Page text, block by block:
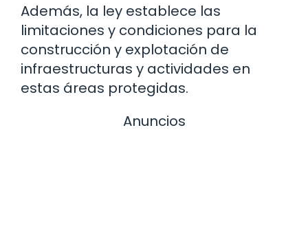
Además, la ley establece las
limitaciones y condiciones para la
construcción y explotación de
infraestructuras y actividades en
estas áreas protegidas.
Anuncios